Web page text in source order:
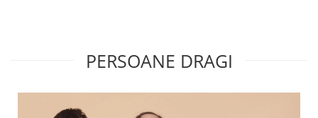
PERSOANE DRAGI